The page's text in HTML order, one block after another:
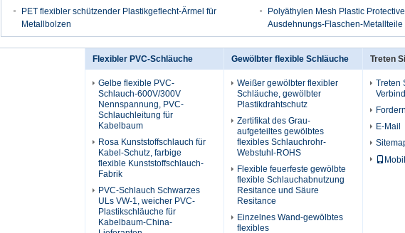
PET flexibler schützender Plastikgeflecht-Ärmel für
Metallbolzen
Polyäthylen Mesh Plastic
Ausdehnungs-Flaschen-Metallteile
Flexibler PVC-Schläuche
Gelbe flexible PVC-
Schlauch-600V/300V
Nennspannung, PVC-
Schlauchleitung für
Kabelbaum
Rosa Kunststoffschlauch für
Kabel-Schutz, farbige
flexible Kunststoffschlauch-
Fabrik
PVC-Schlauch Schwarzes
ULs VW-1, weicher PVC-
Plastikschläuche für
Kabelbaum-China-
Gewölbter flexible Schläuche
Weißer gewölbter flexibler
Schläuche, gewölbter
Plastikdrahtschutz
Zertifikat des Grau-
aufgeteiltes gewölbtes
flexibles Schlauchrohr-
Webstuhl-ROHS
Flexible feuerfeste gewölbte
flexible Schlauchabnutzung
Resitance und Säure
Resitance
Einzelnes Wand-gewölbtes
flexibles
Treten
Treten
E-Mail